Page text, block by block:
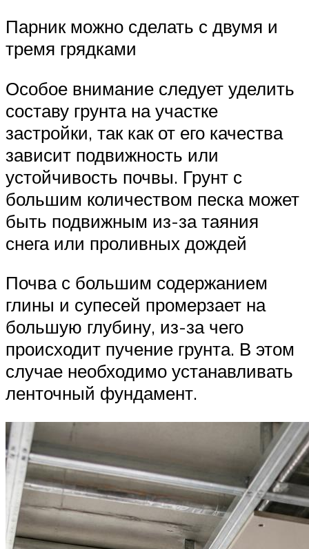
Парник можно сделать с двумя и
тремя грядками
Особое внимание следует уделить
составу грунта на участке
застройки, так как от его качества
зависит подвижность или
устойчивость почвы. Грунт с
большим количеством песка может
быть подвижным из-за таяния
снега или проливных дождей
Почва с большим содержанием
глины и супесей промерзает на
большую глубину, из-за чего
происходит пучение грунта. В этом
случае необходимо устанавливать
ленточный фундамент.